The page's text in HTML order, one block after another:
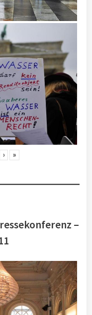
› »
–